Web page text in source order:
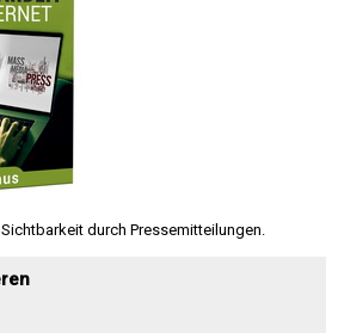
durch Pressemitteilungen.